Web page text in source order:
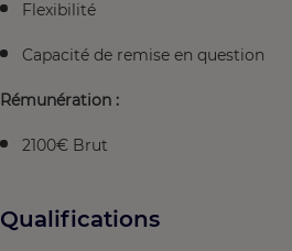
Flexibilité
Capacité de remise en question
Rémunération :
2100€ Brut
Qualifications